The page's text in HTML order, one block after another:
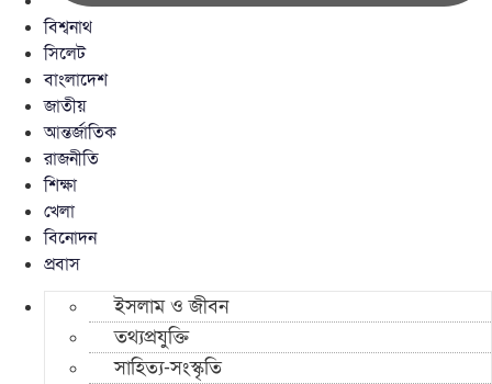
বিশ্বনাথ
সিলেট
বাংলাদেশ
জাতীয়
আন্তর্জাতিক
রাজনীতি
শিক্ষা
খেলা
বিনোদন
প্রবাস
ইসলাম ও জীবন
তথ্যপ্রযুক্তি
সাহিত্য-সংস্কৃতি